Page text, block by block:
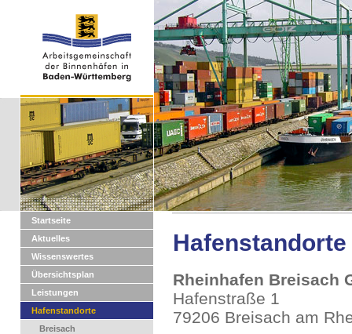
Startseite
Aktuelles
Wissenswertes
Übersichtsplan
Leistungen
Hafenstandorte
Breisach
Hafenstandorte
Rheinhafen Breisach
Hafenstraße 1
79206 Breisach am